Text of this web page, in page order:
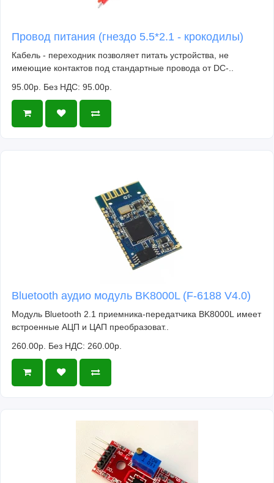
Провод питания (гнездо 5.5*2.1 - крокодилы)
Кабель - переходник позволяет питать устройства, не
имеющие контактов под стандартные провода от DC-..
95.00р. Без НДС: 95.00р.
Bluetooth аудио модуль BK8000L (F-6188 V4.0)
Модуль Bluetooth 2.1 приемника-передатчика BK8000L имеет
встроенные АЦП и ЦАП преобразоват..
260.00р. Без НДС: 260.00р.